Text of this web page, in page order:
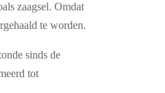
zaagsel. Omdat
te worden.
sinds de
tot